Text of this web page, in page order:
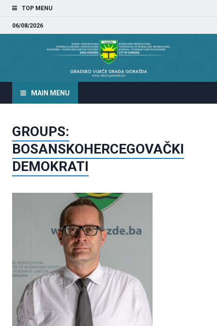
TOP MENU
06/08/2026
GRADSKO VIJEĆE GRADA
MAIN MENU
GROUPS:
BOSANSKOHERCEGOVAČKI
DEMOKRATI